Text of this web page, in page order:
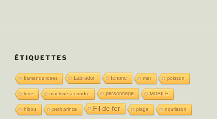
ÉTIQUETTES
flamands roses Labrador femme mer poisson
lune machine à coudre personnage MOBILE
hibou petit prince Fil de fer plage nourisson